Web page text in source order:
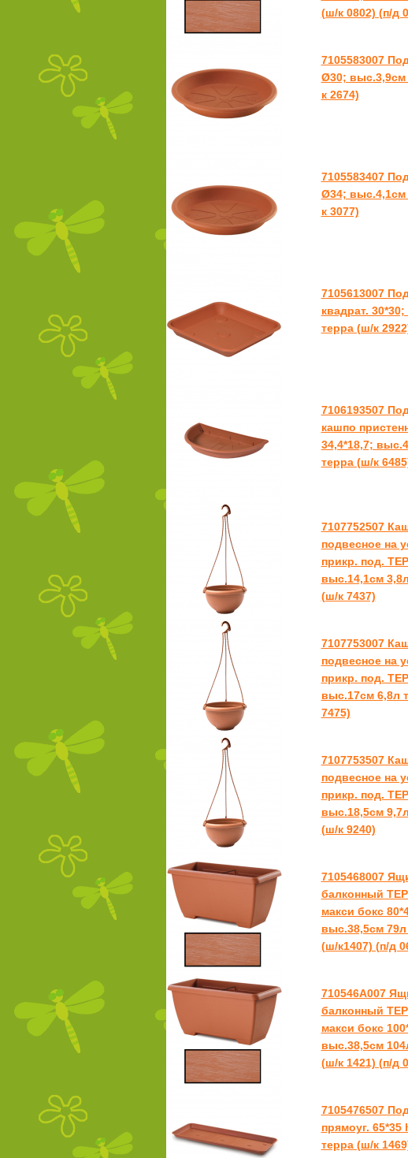
(ш/к 0802) (п/д
7105583007
Ø30; выс.3,9см
к 2674)
7105583407
Ø34; выс.4,1см
к 3077)
7105613007
квадрат.
терра (ш/к
7106193507
кашпо
34,4*18,7;
терра (ш/к
7107752507
подвесное на
прикр. под.
выс.14,1см
(ш/к 7437)
7107753007
подвесное на
прикр. под.
выс.17см 6,8л
7475)
7107753507
подвесное на
прикр. под.
выс.18,5см
(ш/к 9240)
7105468007
балконный
макси бокс
выс.38,5см 79л
(ш/к1407) (п/д
710546A007
балконный
макси бокс
выс.38,5см
(ш/к 1421) (п/д
7105476507
прямоуг. 65*35
терра (ш/к